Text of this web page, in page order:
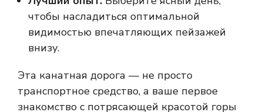
чтобы насладиться оптимальной
видимостью впечатляющих пейзажей
внизу.
Эта канатная дорога — не просто
транспортное средство, а ваше первое
знакомство с потрясающей красотой горы